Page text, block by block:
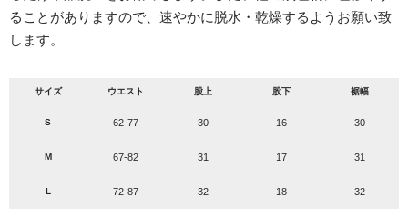
ることがありますので、速やかに脱水・乾燥するようお願い致
します。
サイズ ウエスト 股上 股下 裾幅
S 62-77 30 16 30
M 67-82 31 17 31
L 72-87 32 18 32